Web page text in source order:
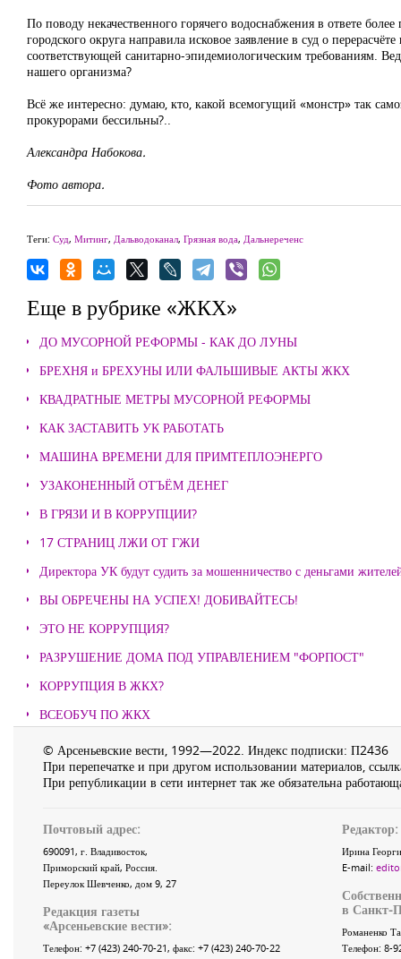
По поводу некачественного горячего водоснабжения в ответе
городского округа направила исковое заявление в суд о
соответствующей санитарно-эпидемиологическим требованиям.
нашего организма?
Всё же интересно: думаю, кто, какой всемогущий «монстр» так
прокурорами бессильны?..
Александра Набокова.
Фото автора.
Теги: Суд, Митинг, Дальводоканал, Грязная вода, Дальнереченс
Еще в рубрике «ЖКХ»
ДО МУСОРНОЙ РЕФОРМЫ - КАК ДО ЛУНЫ
БРЕХНЯ и БРЕХУНЫ ИЛИ ФАЛЬШИВЫЕ АКТЫ ЖКХ
КВАДРАТНЫЕ МЕТРЫ МУСОРНОЙ РЕФОРМЫ
КАК ЗАСТАВИТЬ УК РАБОТАТЬ
МАШИНА ВРЕМЕНИ ДЛЯ ПРИМТЕПЛОЭНЕРГО
УЗАКОНЕННЫЙ ОТЪЁМ ДЕНЕГ
В ГРЯЗИ И В КОРРУПЦИИ?
17 СТРАНИЦ ЛЖИ ОТ ГЖИ
Директора УК будут судить за мошенничество с деньгами
ВЫ ОБРЕЧЕНЫ НА УСПЕХ! ДОБИВАЙТЕСЬ!
ЭТО НЕ КОРРУПЦИЯ?
РАЗРУШЕНИЕ ДОМА ПОД УПРАВЛЕНИЕМ "ФОРПОСТ"
КОРРУПЦИЯ В ЖКХ?
ВСЕОБУЧ ПО ЖКХ
© Арсеньевские вести, 1992—2022. Индекс подписки: П2436
При перепечатке и при другом использовании материалов,
При републикации в сети интернет так же обязательна
Почтовый адрес:
690091, г. Владивосток,
Приморский край, Россия.
Переулок Шевченко, дом 9, 27
Редакция газеты
«Арсеньевские вести»:
Телефон: +7 (423) 240-70-21, факс: +7 (423) 240-70-22
Редактор:
Ирина
E-mail:
в Санкт-
Романенко
Телефон: 8-